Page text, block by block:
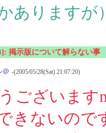
ありますが
掲示版について解らない事
＠ -(2005/05/28(Sat) 21:07:20)
ございます
きないので